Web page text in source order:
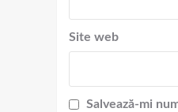
Site web
Salvează-mi